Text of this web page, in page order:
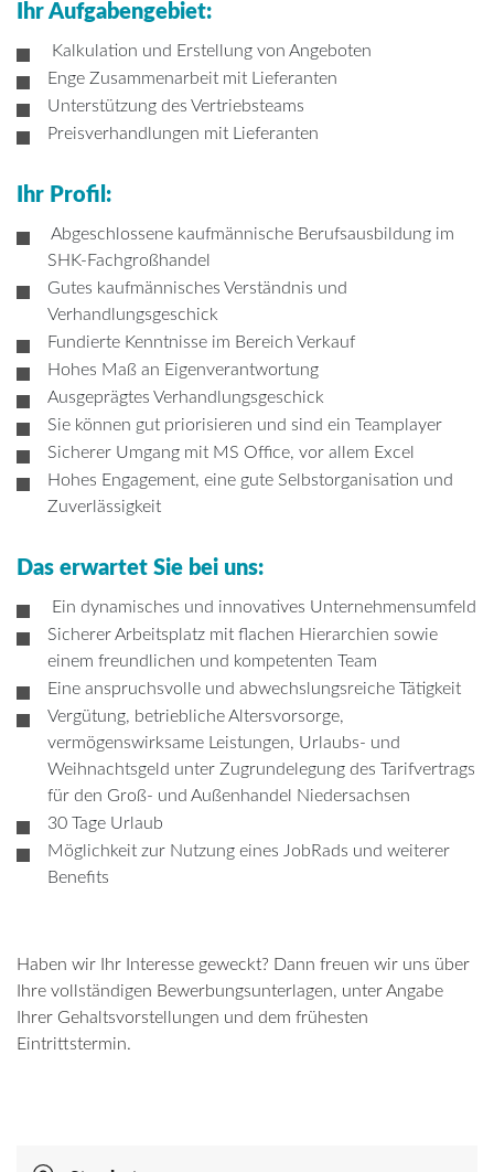
Ihr Aufgabengebiet:
Kalkulation und Erstellung von Angeboten
Enge Zusammenarbeit mit Lieferanten
Unterstützung des Vertriebsteams
Preisverhandlungen mit Lieferanten
Ihr Profil:
Abgeschlossene kaufmännische Berufsausbildung im
SHK-Fachgroßhandel
Gutes kaufmännisches Verständnis und
Verhandlungsgeschick
Fundierte Kenntnisse im Bereich Verkauf
Hohes Maß an Eigenverantwortung
Ausgeprägtes Verhandlungsgeschick
Sie können gut priorisieren und sind ein Teamplayer
Sicherer Umgang mit MS Office, vor allem Excel
Hohes Engagement, eine gute Selbstorganisation und
Zuverlässigkeit
Das erwartet Sie bei uns:
Ein dynamisches und innovatives Unternehmensumfeld
Sicherer Arbeitsplatz mit flachen Hierarchien sowie
einem freundlichen und kompetenten Team
Eine anspruchsvolle und abwechslungsreiche Tätigkeit
Vergütung, betriebliche Altersvorsorge,
vermögenswirksame Leistungen, Urlaubs- und
Weihnachtsgeld unter Zugrundelegung des Tarifvertrags
für den Groß- und Außenhandel Niedersachsen
30 Tage Urlaub
Möglichkeit zur Nutzung eines JobRads und weiterer
Benefits
Haben wir Ihr Interesse geweckt? Dann freuen wir uns über
Ihre vollständigen Bewerbungsunterlagen, unter Angabe
Ihrer Gehaltsvorstellungen und dem frühesten
Eintrittstermin.